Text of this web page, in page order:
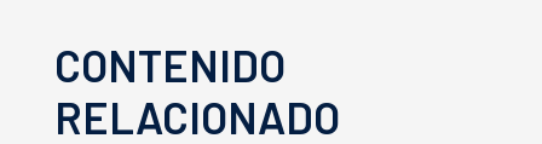
CONTENIDO
RELACIONADO